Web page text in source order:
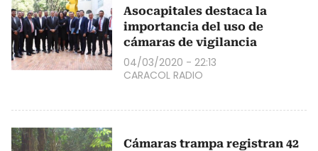
Asocapitales destaca la
importancia del uso de
cámaras de vigilancia
04/03/2020 - 22:13
CARACOL RADIO
Cámaras trampa registran 42